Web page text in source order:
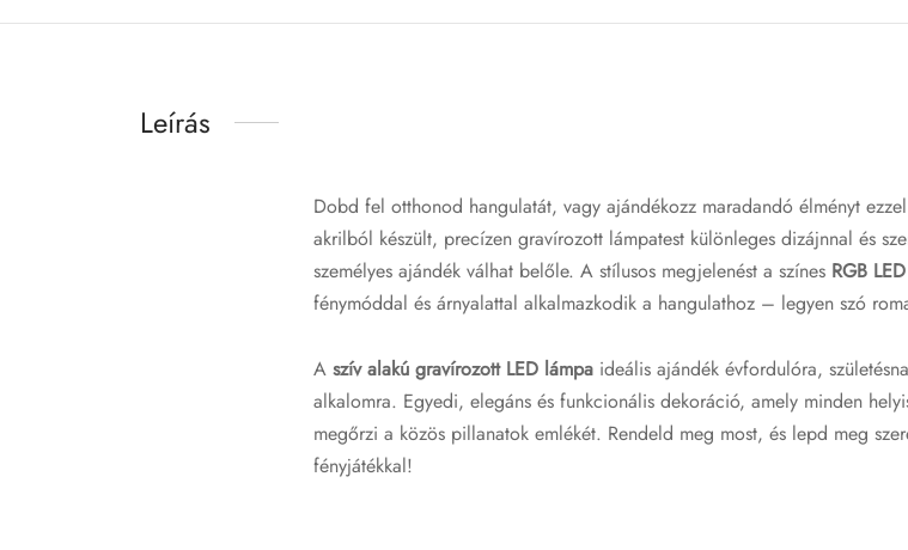
Leírás
Dobd fel otthonod hangulatát, vagy ajándékozz maradandó élményt
akrilból készült, precízen gravírozott lámpatest különleges dizájnnal és
személyes ajándék válhat belőle. A stílusos megjelenést a színes RGB
fénymóddal és árnyalattal alkalmazkodik a hangulathoz – legyen szó
A szív alakú gravírozott LED lámpa ideális ajándék évfordulóra,
alkalomra. Egyedi, elegáns és funkcionális dekoráció, amely minden
megőrzi a közös pillanatok emlékét. Rendeld meg most, és lepd meg
fényjátékkal!